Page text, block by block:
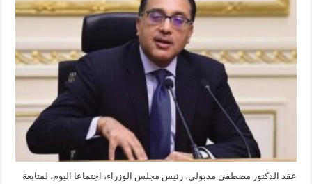
عقد الدكتور مصطفى مدبولي، رئيس مجلس الوزراء، اجتماعا اليوم، لمتابعة